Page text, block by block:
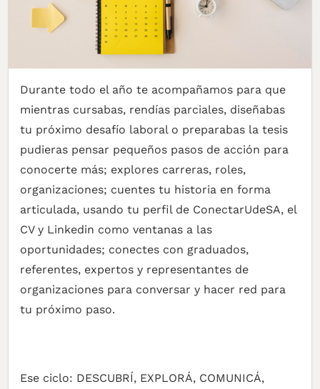
Durante todo el año te acompañamos para que
mientras cursabas, rendías parciales, diseñabas
tu próximo desafío laboral o preparabas la tesis
pudieras pensar pequeños pasos de acción para
conocerte más; explores carreras, roles,
organizaciones; cuentes tu historia en forma
articulada, usando tu perfil de ConectarUdeSA, el
CV y Linkedin como ventanas a las
oportunidades; conectes con graduados,
referentes, expertos y representantes de
organizaciones para conversar y hacer red para
tu próximo paso.
Ese ciclo: DESCUBRÍ, EXPLORÁ, COMUNICÁ,